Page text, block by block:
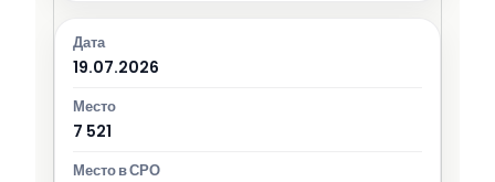
19.07.2026
7 521